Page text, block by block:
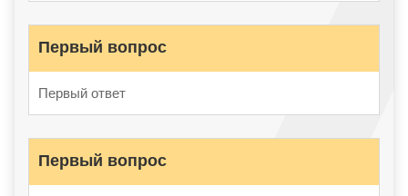
Первый вопрос
Первый ответ
Первый вопрос